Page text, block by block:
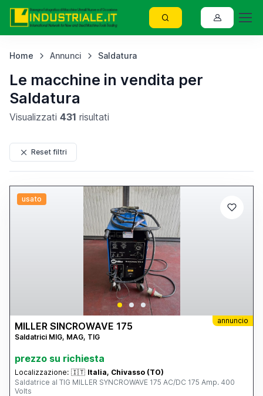
Home Annunci Saldatura
Le macchine in vendita per
Saldatura
Visualizzati 431 risultati
Reset filtri
usato
annuncio
MILLER SINCROWAVE 175
Saldatrici MIG, MAG, TIG
prezzo su richiesta
Localizzazione: 🇮🇹 Italia, Chivasso (TO)
Saldatrice al TIG MILLER SYNCROWAVE 175 AC/DC 175 Amp. 400
Volts